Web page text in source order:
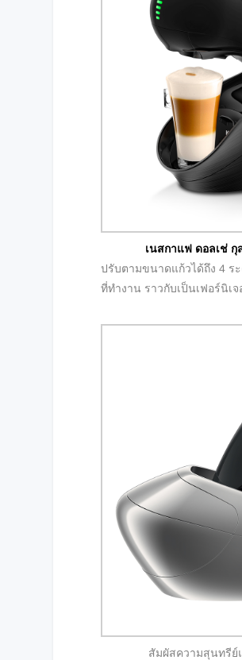
เนสกาแฟ ดอลเช่
ปรับตามขนาดแก้วได้ถึง 4 ร
ที่ทำงาน ราวกับเป็นเฟอร์นิเ
สัมผัสความสุนทรีย์แห่งก